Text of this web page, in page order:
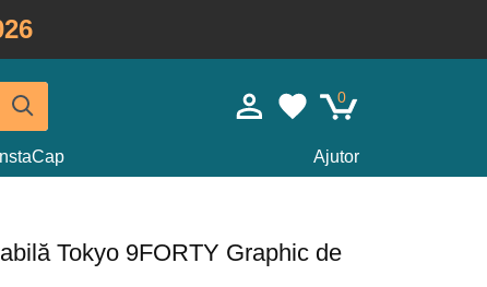
0
InstaCap Ajutor
Tokyo 9FORTY Graphic de